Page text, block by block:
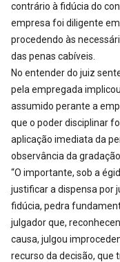
contrário à fidúcia do
empresa foi diligente
procedendo às
das penas cabíveis.
No entender do juiz
pela empregada
assumido perante a
que o poder disciplinar
aplicação imediata da
observância da
“O importante, sob a
justificar a dispensa por
fidúcia, pedra
julgador que,
causa, julgou
recurso da decisão, que